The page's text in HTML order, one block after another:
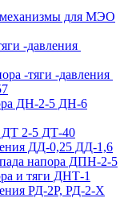
для МЭО
-давления
-тяги -давления
ДН-2-5 ДН-6
ДТ 2-5 ДТ-40
ДД-0,25 ДД-1,6
напора ДПН-2-5
и тяги ДНТ-1
РД-2Р, РД-2-Х